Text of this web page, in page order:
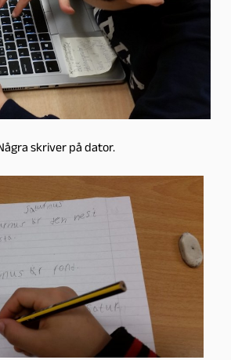
skriver på dator.